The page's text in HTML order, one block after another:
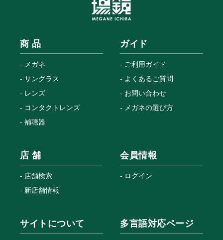
商 品
メガネ
サングラス
レンズ
コンタクトレンズ
補聴器
ガイド
ご利用ガイド
よくあるご質問
お問い合わせ
メガネの選び方
店 舗
店舗検索
新店舗情報
会員情報
ログイン
サイトについて 多言語対応ページ